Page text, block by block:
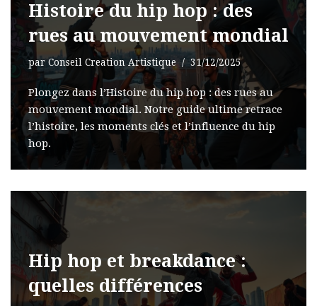
Histoire du hip hop : des
rues au mouvement mondial
parConseil Creation Artistique 31/12/2025
Plongez dans l’Histoire du hip hop : des rues au
mouvement mondial. Notre guide ultime retrace
l’histoire, les moments clés et l’influence du hip
hop.
Hip hop et breakdance :
quelles différences